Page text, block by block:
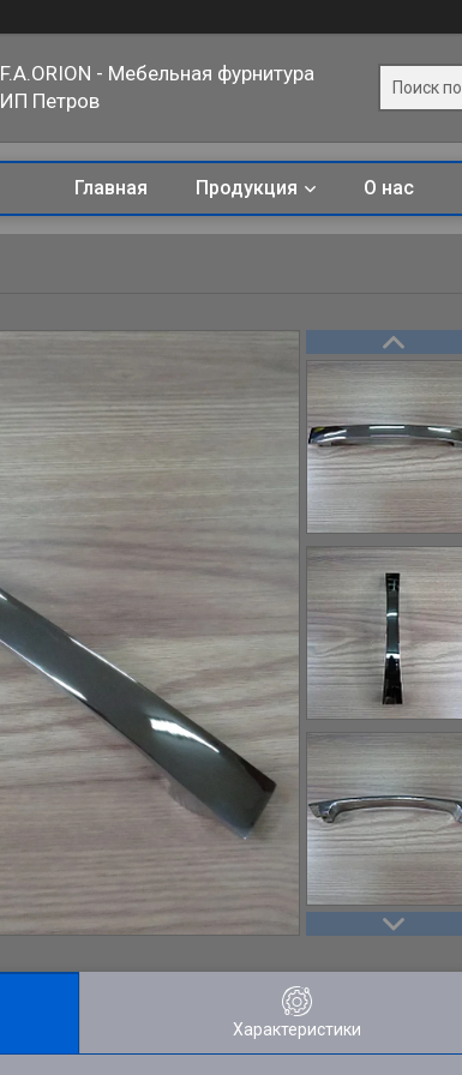
F.A.ORION - Мебельная фурнитура
ИП Петров
Главная Продукция О нас
Характеристики